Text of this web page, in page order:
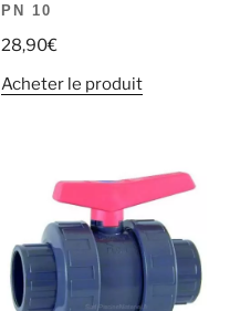
PN 10
28,90€
Acheter le produit